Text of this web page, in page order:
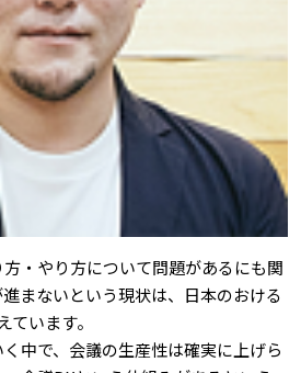
・やり方について問題があるにも関
まないという現状は、日本のおける
います。
中で、会議の生産性は確実に上げら